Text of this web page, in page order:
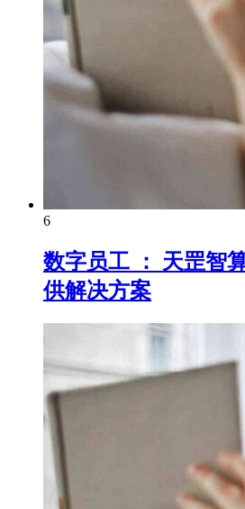
6
数字员工 ： 天罡智
供解决方案